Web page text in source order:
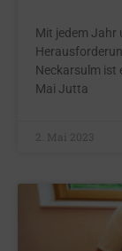
Mit jedem Jahr
Neckarsulm ist
Mai Jutta
2. Mai 2023